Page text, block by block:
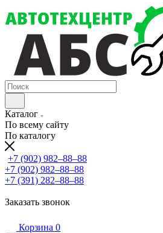
Каталог
По всему сайту
По каталогу
+7 (902) 982‒88‒88
+7 (902) 982‒88‒88
+7 (391) 282‒88‒88
Заказать звонок
Корзина 0